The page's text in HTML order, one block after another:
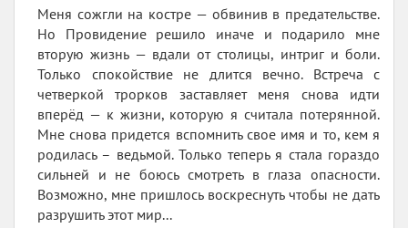
Меня сожгли на костре — обвинив в предательстве.
Но Провидение решило иначе и подарило мне
вторую жизнь — вдали от столицы, интриг и боли.
Только спокойствие не длится вечно. Встреча с
четверкой трорков заставляет меня снова идти
вперёд — к жизни, которую я считала потерянной.
Мне снова придется вспомнить свое имя и то, кем я
родилась – ведьмой. Только теперь я стала гораздо
сильней и не боюсь смотреть в глаза опасности.
Возможно, мне пришлось воскреснуть чтобы не дать
разрушить этот мир...